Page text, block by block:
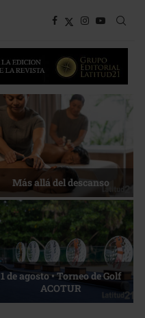
Energía que Impulsa la
competitividad
La esencia del servicio